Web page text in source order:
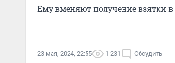
Ему вменяют получение взятки в
23 мая, 2024, 22:55 1 231 Обсудить